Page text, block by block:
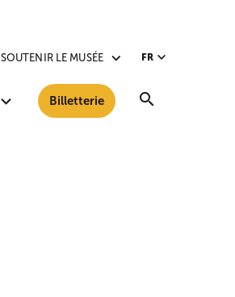
Billetterie
SOUTENIR LE MUSÉE FR